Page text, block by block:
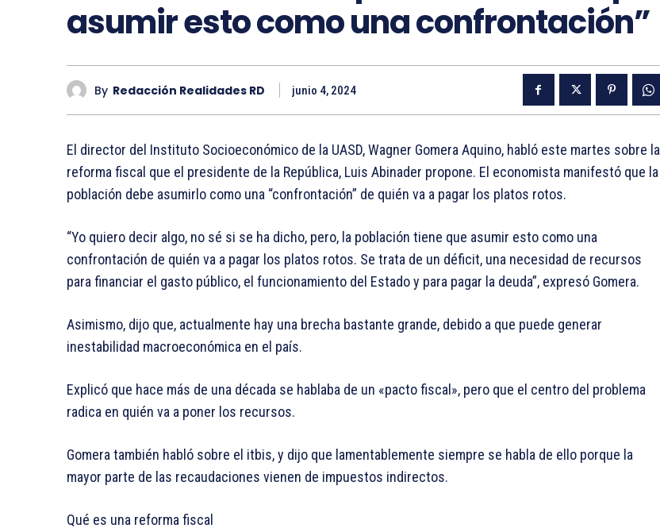
asumir esto como una confrontación”
By Redacción Realidades RD junio 4, 2024
El director del Instituto Socioeconómico de la UASD, Wagner Gomera Aquino, habló este martes sobre la
reforma fiscal que el presidente de la República, Luis Abinader propone. El economista manifestó que la
población debe asumirlo como una “confrontación” de quién va a pagar los platos rotos.
“Yo quiero decir algo, no sé si se ha dicho, pero, la población tiene que asumir esto como una
confrontación de quién va a pagar los platos rotos. Se trata de un déficit, una necesidad de recursos
para financiar el gasto público, el funcionamiento del Estado y para pagar la deuda”, expresó Gomera.
Asimismo, dijo que, actualmente hay una brecha bastante grande, debido a que puede generar
inestabilidad macroeconómica en el país.
Explicó que hace más de una década se hablaba de un «pacto fiscal», pero que el centro del problema
radica en quién va a poner los recursos.
Gomera también habló sobre el itbis, y dijo que lamentablemente siempre se habla de ello porque la
mayor parte de las recaudaciones vienen de impuestos indirectos.
Qué es una reforma fiscal